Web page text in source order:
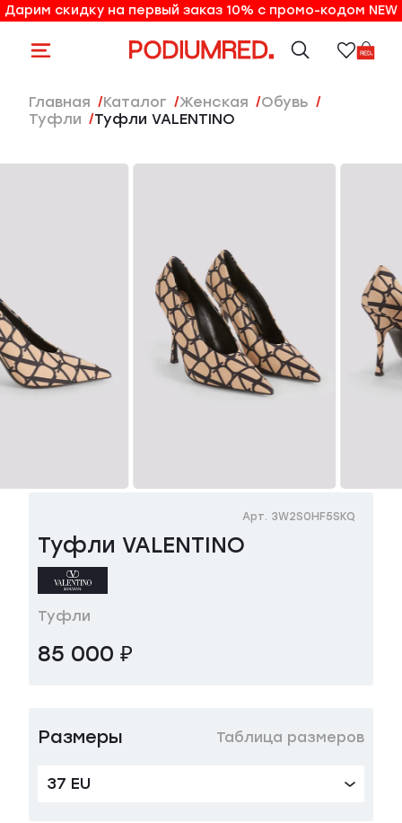
10% на первый заказ по промо-коду NEW
Дарим скидку на первый заказ 10% с промо-кодом NEW
Главная Каталог женская
Обувь
Туфли
Туфли VALENTINO
Туфли VALENTINO
Арт. 3W2S0HF5SKQ
Туфли
85 000 ₽
Размеры Таблица размеров
37 EU